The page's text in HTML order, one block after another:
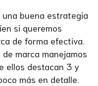
buena estrategia
si queremos
de forma efectiva.
marca manejamos
ellos destacan 3 y
más en detalle.